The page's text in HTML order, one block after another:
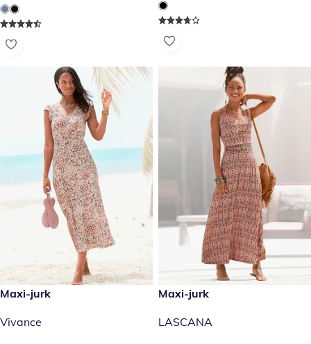
€ 49,99
Maxi-jurk
Vivance
€ 59,99
Maxi-jurk
LASCANA